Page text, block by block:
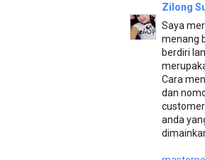
Zilong
Saya
menang
berdiri
Cara
dan
anda